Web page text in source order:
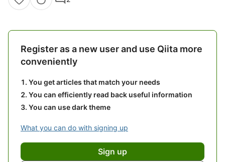
Register as a new user and use Qiita more
conveniently
You get articles that match your needs
You can efficiently read back useful information
You can use dark theme
What you can do with signing up
Sign up